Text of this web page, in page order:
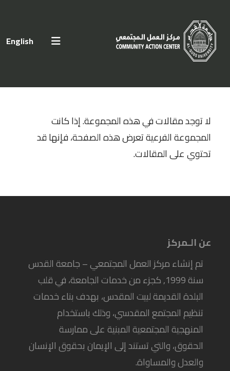
اختر لغتك
English
لا توجد مقالات في هذه المجموعة. إذا كانت
المجموعة الفرعية تعرض هذه الصفحة، فإنها قد
تحتوي على المقالات.
عن الـمركز
تم إنشاء مركز العمل المجتمعي – جامعة القدس
سنة 1999, كجزء من خدمات الجامعة، في قلب
البلدة القديمة لبيت المقدس، بهدف بناء خدمات
تنظيم المجتمع المقدسي، وذلك باستخدام
المنهجية المجتمعية المبنية على ممارسة
الحقوق، والتي تستند إلى الإيمان بحقوق الإنسان
والعدل والمساواة.